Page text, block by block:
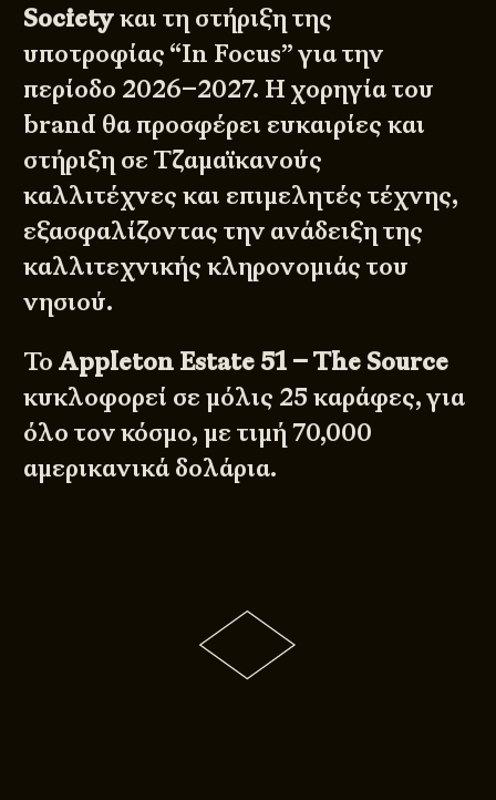
Societyκαι τη στήριξη της
υποτροφίας “In Focus” για την
περίοδο 2026–2027. Η χορηγία του
brand θα προσφέρει ευκαιρίες και
στήριξη σε Τζαμαϊκανούς
καλλιτέχνες και επιμελητές τέχνης,
εξασφαλίζοντας την ανάδειξη της
καλλιτεχνικής κληρονομιάς του
νησιού.
ΤοAppleton Estate 51 – The Source
κυκλοφορεί σε μόλις 25 καράφες, για
όλο τον κόσμο, με τιμή 70,000
αμερικανικά δολάρια.